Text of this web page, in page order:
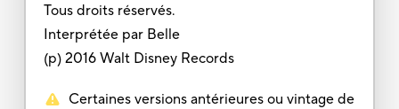
Tous droits réservés.
Interprétée par Belle
(p) 2016 Walt Disney Records
Certaines versions antérieures ou vintage de